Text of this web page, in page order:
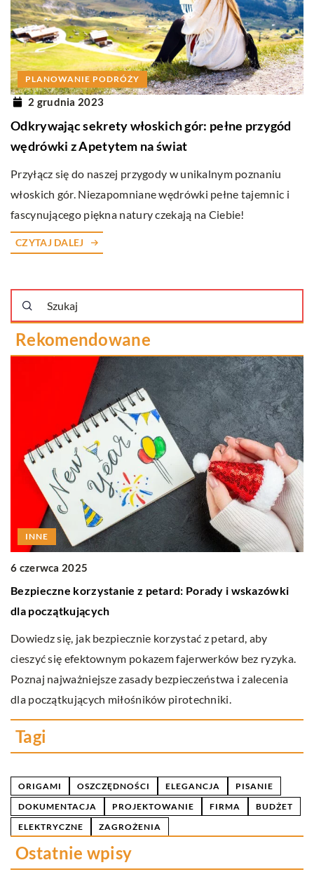
PLANOWANIE PODRÓŻY
2 grudnia 2023
Odkrywając sekrety włoskich gór: pełne przygód
wędrówki z Apetytem na świat
Przyłącz się do naszej przygody w unikalnym poznaniu
włoskich gór. Niezapomniane wędrówki pełne tajemnic i
fascynującego piękna natury czekają na Ciebie!
CZYTAJ DALEJ
Rekomendowane
INNE
6 czerwca 2025
Bezpieczne korzystanie z petard: Porady i wskazówki
dla początkujących
Dowiedz się, jak bezpiecznie korzystać z petard, aby
cieszyć się efektownym pokazem fajerwerków bez ryzyka.
Poznaj najważniejsze zasady bezpieczeństwa i zalecenia
dla początkujących miłośników pirotechniki.
Tagi
ORIGAMI OSZCZĘDNOŚCI ELEGANCJA
PISANIE
DOKUMENTACJA
PROJEKTOWANIE FIRMA
BUDŻET
ELEKTRYCZNE
ZAGROŻENIA
Ostatnie wpisy